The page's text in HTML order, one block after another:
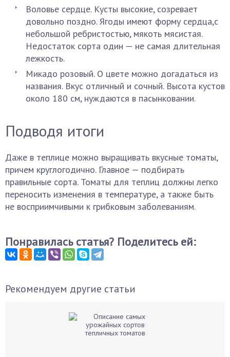
Воловье сердце. Кусты высокие, созревает
довольно поздно. Ягоды имеют форму сердца,с
небольшой ребристостью, мякоть мясистая.
Недостаток сорта один — не самая длительная
лежкость.
Микадо розовый. О цвете можно догадаться из
названия. Вкус отличный и сочный. Высота кустов
около 180 см, нуждаются в пасынковании.
Подводя итоги
Даже в теплице можно выращивать вкусные томаты,
причем круглогодично. Главное — подбирать
правильные сорта. Томаты для теплиц должны легко
переносить изменения в температуре, а также быть
не восприимчивыми к грибковым заболеваниям.
Понравилась статья? Поделитесь ей:
Рекомендуем другие статьи